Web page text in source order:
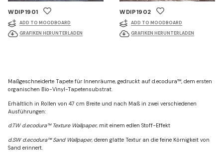
WDIP1901
ADD TO MOODBOARD
GRAFIKEN HERUNTERLADEN
WDIP1902
ADD TO MOODBOARD
GRAFIKEN HERUNTERLADEN
Maßgeschneiderte Tapete für Innenräume, gedruckt auf d.ecodura™, dem ersten
organischen Bio-Vinyl-Tapetensubstrat.
Erhältlich in Rollen von 47 cm Breite und nach Maß in zwei verschiedenen
Ausführungen:
d.TW d.ecodura™ Texture Wallpaper, mit einem edlen Stoff-Effekt
d.SW d.ecodura™ Sand Wallpaper, deren glatte Textur an die feine Körnigkeit von
Sand erinnert.